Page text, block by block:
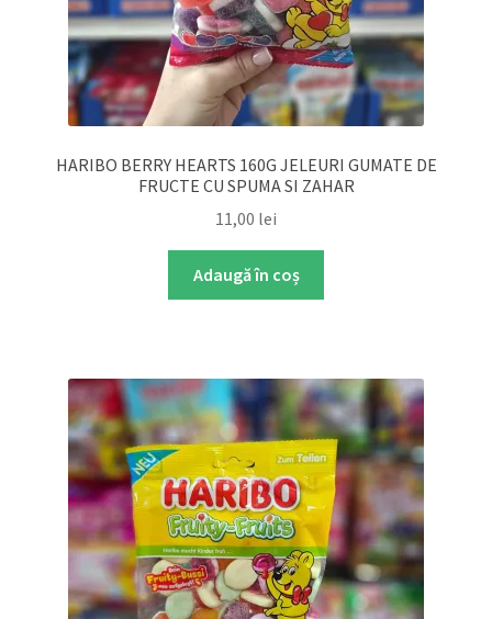
HARIBO BERRY HEARTS 160G JELEURI GUMATE DE
FRUCTE CU SPUMA SI ZAHAR
11,00 lei
Adaugă în coș